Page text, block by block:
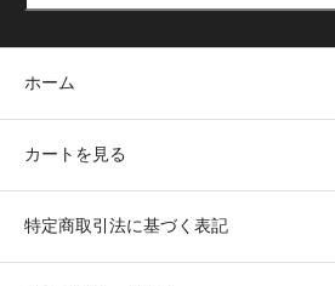
ホーム
カートを見る
特定商取引法に基づく表記